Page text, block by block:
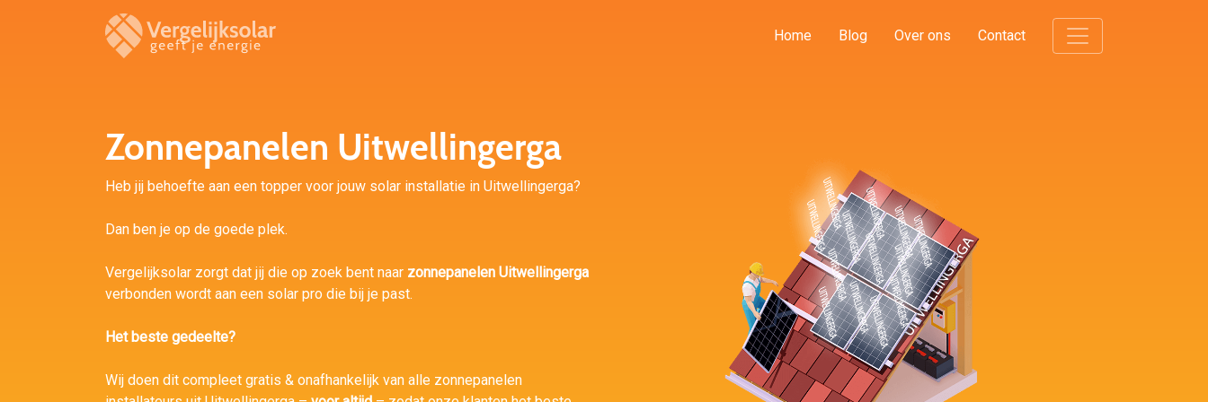
Home Blog Over ons Contact
Zonnepanelen Uitwellingerga
Heb jij behoefte aan een topper voor jouw solar installatie in Uitwellingerga?
Dan ben je op de goede plek.
Vergelijksolar zorgt dat jij die op zoek bent naar zonnepanelen Uitwellingerga
verbonden wordt aan een solar pro die bij je past.
Het beste gedeelte?
Wij doen dit compleet gratis & onafhankelijk van alle zonnepanelen